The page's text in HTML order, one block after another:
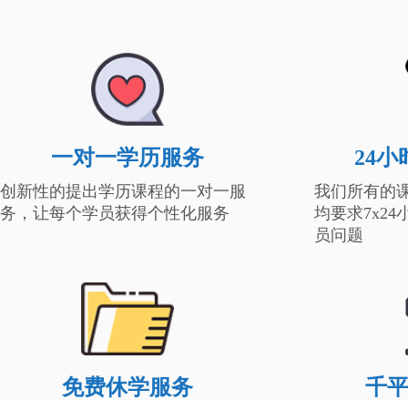
一对一学历服务
创新性的提出学历课程的一对一服
务，让每个学员获得个性化服务
24小
我们所有的
均要求7x24
员问题
免费休学服务 千